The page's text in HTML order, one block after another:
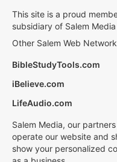
This site is a proud
subsidiary of Salem
Other Salem Web
BibleStudyTools.com
iBelieve.com
LifeAudio.com
Salem Media, our
operate our website and
show your personalized